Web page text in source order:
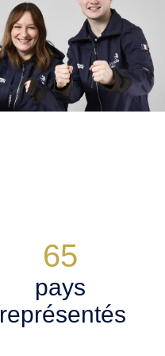
65
pays
représentés